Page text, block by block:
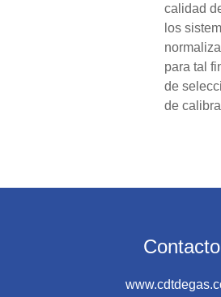
calidad
los
para tal
de
de
Contacto